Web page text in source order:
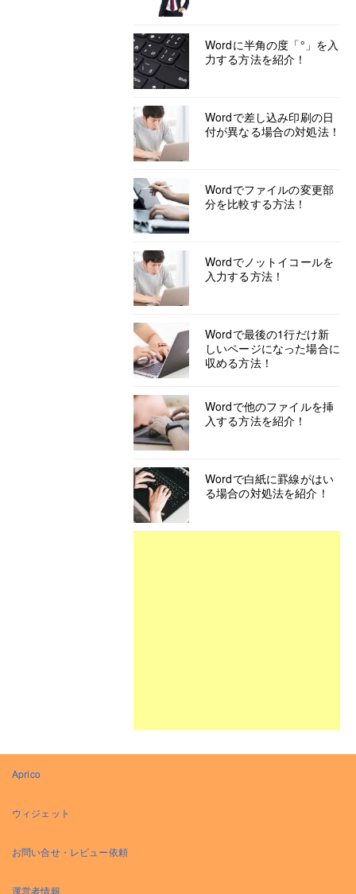
Wordに半角の度「°」を入
力する方法を紹介！
Wordで差し込み印刷の日
付が異なる場合の対処法！
Wordでファイルの変更部
分を比較する方法！
Wordでノットイコールを
入力する方法！
Wordで最後の1行だけ新
しいページになった場合に
収める方法！
Wordで他のファイルを挿
入する方法を紹介！
Wordで白紙に罫線がはい
る場合の対処法を紹介！
Aprico
ウィジェット
お問い合せ・レビュー依頼
運営者情報